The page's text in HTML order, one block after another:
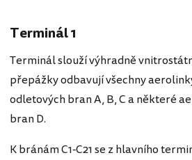
Terminál 1
Terminál slouží výhradně
přepážky odbavují všechny
odletových bran A, B, C a některé
bran D.
K bránám C1-C21 se z hlavního